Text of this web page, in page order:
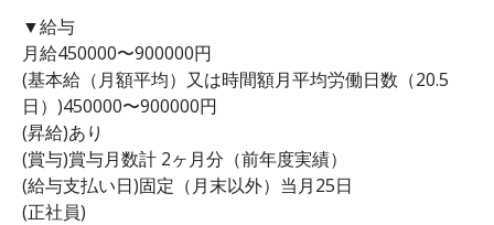
▼給与
月給450000〜900000円
(基本給（月額平均）又は時間額月平均労働日数（20.5
日）)450000〜900000円
(昇給)あり
(賞与)賞与月数計 2ヶ月分（前年度実績）
(給与支払い日)固定（月末以外）当月25日
(正社員)